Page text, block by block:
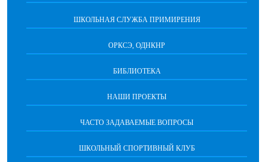
ШКОЛЬНАЯ СЛУЖБА ПРИМИРЕНИЯ
ОРКСЭ, ОДНКНР
БИБЛИОТЕКА
НАШИ ПРОЕКТЫ
ЧАСТО ЗАДАВАЕМЫЕ ВОПРОСЫ
ШКОЛЬНЫЙ СПОРТИВНЫЙ КЛУБ